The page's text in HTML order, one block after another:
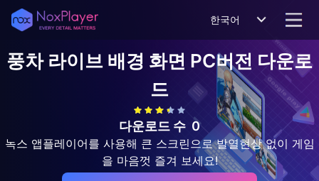
한국어
풍차 라이브 배경 화면 PC버전 다운로
드
다운로드 수 0
녹스 앱플레이어를 사용해 큰 스크린으로 발열현상 없이 게임
을 마음껏 즐겨 보세요!